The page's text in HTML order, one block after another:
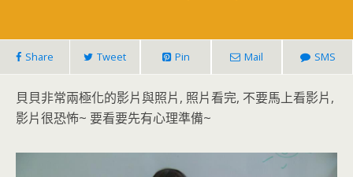
Share Tweet Pin Mail SMS
貝貝非常兩極化的影片與照片, 照片看完, 不要馬上看影片,
影片很恐怖~ 要看要先有心理準備~